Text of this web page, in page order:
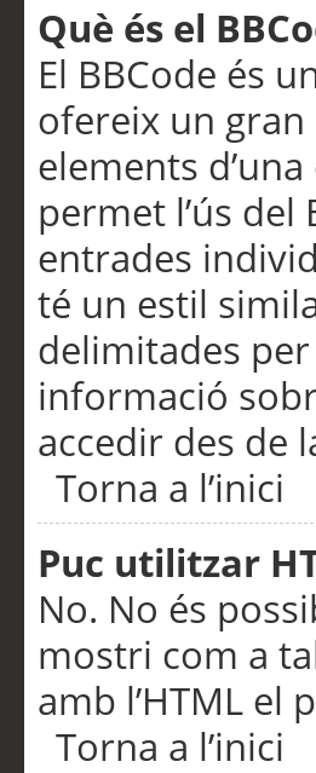
Què és el
El BBCode és
ofereix un
elements
permet l’ús
entrades
té un estil
delimitades
informació
accedir des de
Torna a l’inici
Puc utilitzar
No. No és
mostri com a
amb l’HTML el
Torna a l’inici